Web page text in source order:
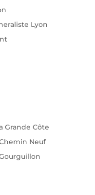
Lyon
Grande Côte
Neuf